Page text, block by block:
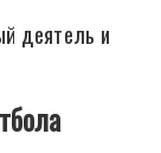
деятель и